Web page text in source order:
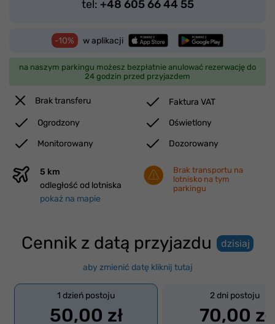
tel: +48 605 66 44 55
-10% w aplikacji
na naszym parkingu możesz bezpłatnie anulować rezerwację do
24 godzin przed przyjazdem
Brak transferu
Faktura VAT
Ogrodzony
Oświetlony
Monitorowany
Dozorowany
5 km
odległość od lotniska
pokaż na mapie
Brak transportu na
lotnisko na tym
parkingu
Cennik z datą przyjazdu dzisiaj
aby zmienić datę kliknij tutaj
1 dzień postoju
50,00 zł
2 dni postoju
70,00 zł